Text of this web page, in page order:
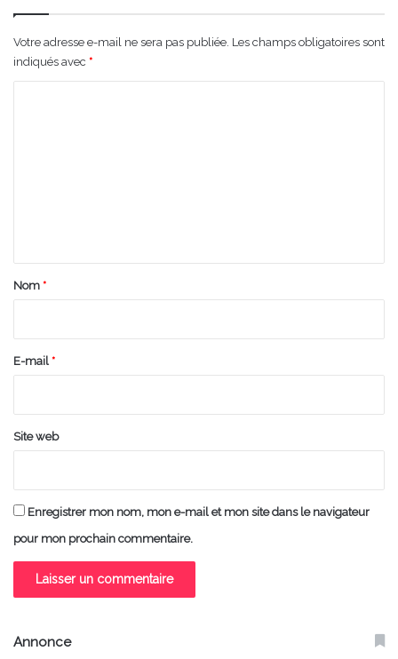
Votre adresse e-mail ne sera pas publiée. Les champs obligatoires sont
indiqués avec *
a
e
Nom *
E-mail *
Site web
Enregistrer mon nom, mon e-mail et mon site dans le navigateur
pour mon prochain commentaire.
Annonce